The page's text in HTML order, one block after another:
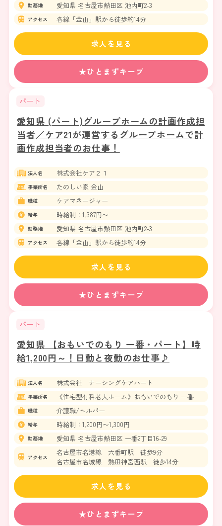
勤務地 愛知県 名古屋市熱田区 池内町2-3
アクセス 各線「金山」駅から徒歩約14分
★ひとまずキープ
求人を見る
パート
愛知県 (パート)グループホームの計画作成担
当者／ケア21が運営するグループホームで計
画作成担当者のお仕事！
法人名 株式会社ケア２１
事業所名 たのしい家 金山
職種 ケアマネージャー
給与 時給制：1,387円〜
勤務地 愛知県 名古屋市熱田区 池内町2-3
アクセス 各線「金山」駅から徒歩約14分
★ひとまずキープ
求人を見る
パート
愛知県 【おもいでのもり 一番・パート】時
給1,200円～！日勤と夜勤のお仕事♪
法人名 株式会社 ナーシングケアハート
事業所名 《住宅型有料老人ホーム》おもいでのもり 一番
職種 介護職/ヘルパー
給与 時給制：1,200円〜1,300円
勤務地 愛知県 名古屋市熱田区 一番2丁目16-29
アクセス
名古屋市名港線 六番町駅 徒歩9分
名古屋市名城線 熱田神宮西駅 徒歩14分
★ひとまずキープ
求人を見る